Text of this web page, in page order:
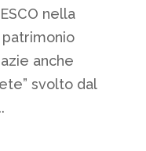
nella
anche
svolto dal